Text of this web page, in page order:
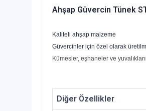
Ahşap Güvercin Tünek
Kaliteli ahşap malzeme
Güvercinler için özel olarak
Kümesler, eşhaneler ve
Diğer Özellikler